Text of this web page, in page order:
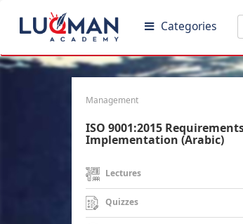
Categories
Management
ISO 9001:2015
Implementation (Arabic)
Lectures
Quizzes